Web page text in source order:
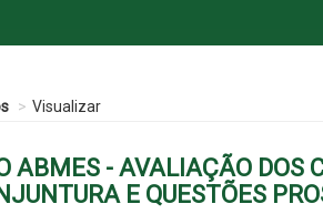
Visualizar
ABMES - AVALIAÇÃO DOS
E QUESTÕES